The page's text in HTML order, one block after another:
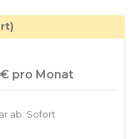
pro Monat
ab: Sofort